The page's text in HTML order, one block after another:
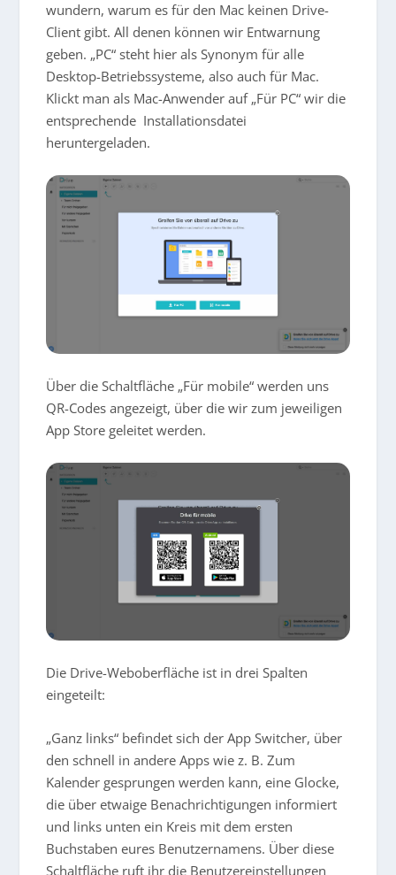
wundern, warum es für den Mac keinen Drive-
Client gibt. All denen können wir Entwarnung
geben. „PC“ steht hier als Synonym für alle
Desktop-Betriebssysteme, also auch für Mac.
Klickt man als Mac-Anwender auf „Für PC“ wir die
entsprechende Installationsdatei
heruntergeladen.
Über die Schaltfläche „Für mobile“ werden uns
QR-Codes angezeigt, über die wir zum jeweiligen
App Store geleitet werden.
Die Drive-Weboberfläche ist in drei Spalten
eingeteilt:
„Ganz links“ befindet sich der App Switcher, über
den schnell in andere Apps wie z. B. Zum
Kalender gesprungen werden kann, eine Glocke,
die über etwaige Benachrichtigungen informiert
und links unten ein Kreis mit dem ersten
Buchstaben eures Benutzernamens. Über diese
Schaltfläche ruft ihr die Benutzereinstellungen